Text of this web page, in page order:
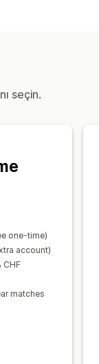
seçin.
one-time)
account)
CHF
matches